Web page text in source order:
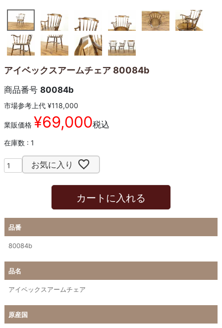
アイベックスアームチェア 80084b
商品番号 80084b
市場参考上代 ¥118,000
業販価格 ¥69,000税込
在庫数 1
お気に入り
カートに入れる
品番
80084b
品名
アイベックスアームチェア
原産国